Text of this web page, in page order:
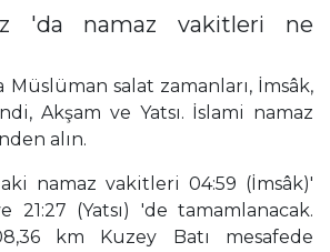
'da namaz vakitleri ne
salat zamanları, İmsâk,
Akşam ve Yatsı. İslami namaz
alın.
namaz vakitleri 04:59 (İmsâk)'
21:27 (Yatsı) 'de tamamlanacak.
km Kuzey Batı mesafede